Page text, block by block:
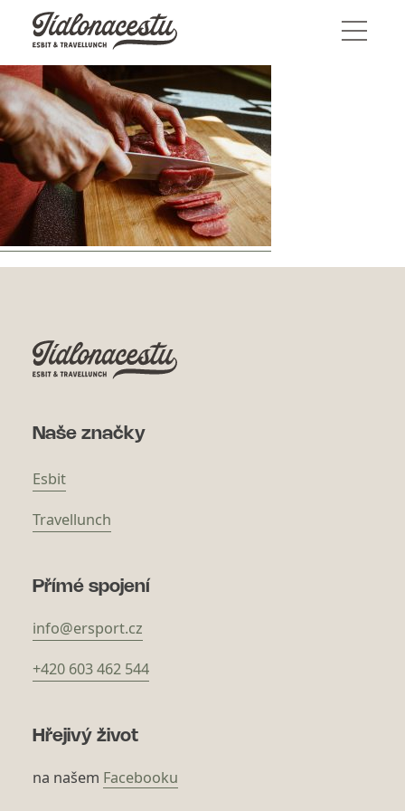
Naše značky
Esbit
Travellunch
Přímé spojení
info@ersport.cz
+420 603 462 544
Hřejivý život
na našem Facebooku